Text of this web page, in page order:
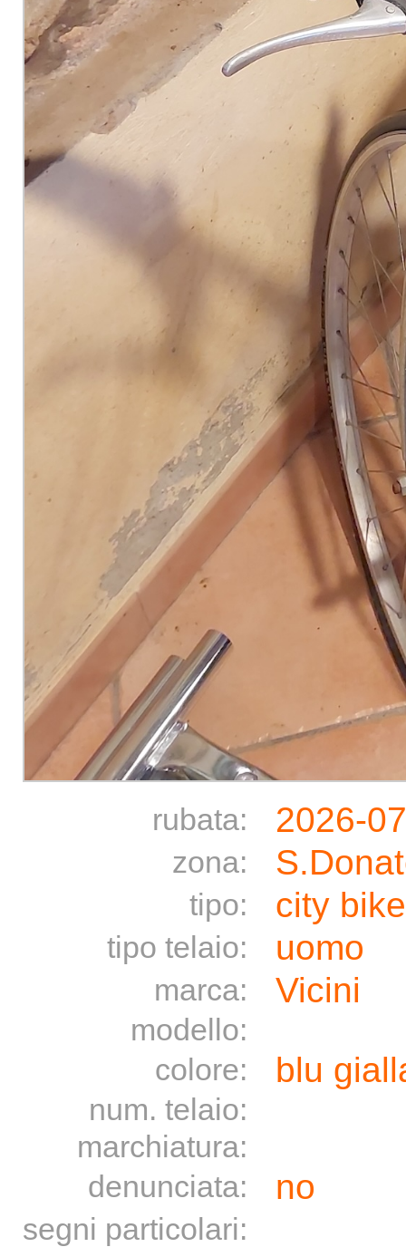
rubata: 2026-
zona:
tipo: city bike
tipo telaio: uomo
marca: Vicini
modello:
colore:
blu
num. telaio:
marchiatura:
denunciata:
no
segni particolari: